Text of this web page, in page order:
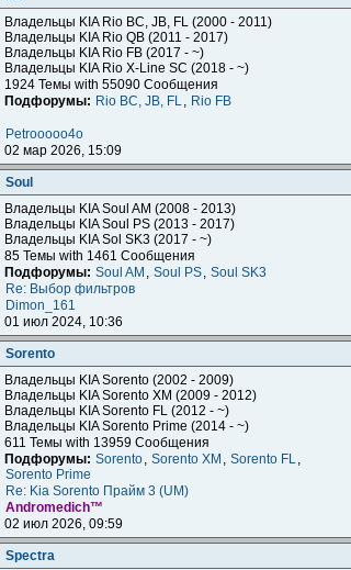
Владельцы KIA Rio BC, JB, FL (2000 - 2011)
Владельцы KIA Rio QB (2011 - 2017)
Владельцы KIA Rio FB (2017 - ~)
Владельцы KIA Rio X-Line SC (2018 - ~)
1924 Темы with 55090 Сообщения
Подфорумы: Rio BC, JB, FL, Rio FB
Petrooooo4o
02 мар 2026, 15:09
Soul
Владельцы KIA Soul AM (2008 - 2013)
Владельцы KIA Soul PS (2013 - 2017)
Владельцы KIA Sol SK3 (2017 - ~)
85 Темы with 1461 Сообщения
Подфорумы: Soul AM , Soul PS, Soul SK3
Re: Выбор фильтров
Dimon_161
01 июл 2024, 10:36
Sorento
Владельцы KIA Sorento (2002 - 2009)
Владельцы KIA Sorento XM (2009 - 2012)
Владельцы KIA Sorento FL (2012 - ~)
Владельцы KIA Sorento Prime (2014 - ~)
611 Темы with 13959 Сообщения
Подфорумы: Sorento, Sorento XM , Sorento FL,
Sorento Prime
Re: Kia Sorento Прайм 3 (UM)
Andromedich™
02 июл 2026, 09:59
Spectra